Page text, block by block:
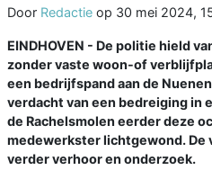
Door Redactie op 30 mei 2024,
EINDHOVEN - De politie hield
zonder vaste woon-of
een bedrijfspand aan de
verdacht van een bedreiging in
de Rachelsmolen eerder deze
medewerkster lichtgewond. De
verder verhoor en onderzoek.